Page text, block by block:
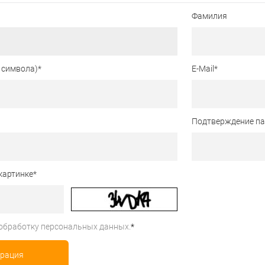
Фамилия
* E-Mail *
Подтверждение
*
персональных данных.*